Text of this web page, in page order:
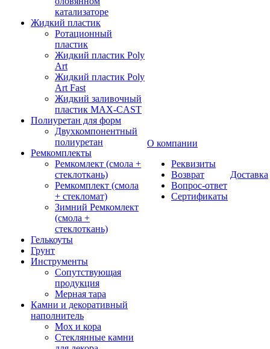
катализаторе
Жидкий пластик
Ротационный
пластик
Жидкий пластик Poly
Art
Жидкий пластик Poly
Art Fast
Жидкий заливочный
пластик MAX-CAST
Полиуретан для форм
Двухкомпонентный
полиуретан
Ремкомплекты
Ремкомлект (смола +
стеклоткань)
Ремкомплект (смола
+ стекломат)
Зимний Ремкомлект
(смола +
стеклоткань)
Гелькоуты
Грунт
Инструменты
Сопутствующая
продукция
Мерная тара
Камни и декоративный
наполнитель
Мох и кора
Стеклянные камни
О компании
Реквизиты
Возврат
Вопрос-ответ
Сертификаты
Доставка